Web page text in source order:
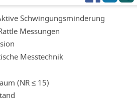
Schwingungsminderung
Messungen
Messtechnik
(NR ≤ 15)